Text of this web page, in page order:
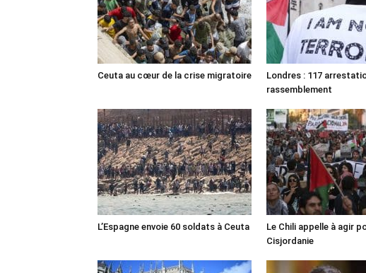
Ceuta au cœur de la crise migratoire
Londres : 117
rassemblement
L’Espagne envoie 60 soldats à Ceuta
Le Chili appelle à agir
Cisjordanie